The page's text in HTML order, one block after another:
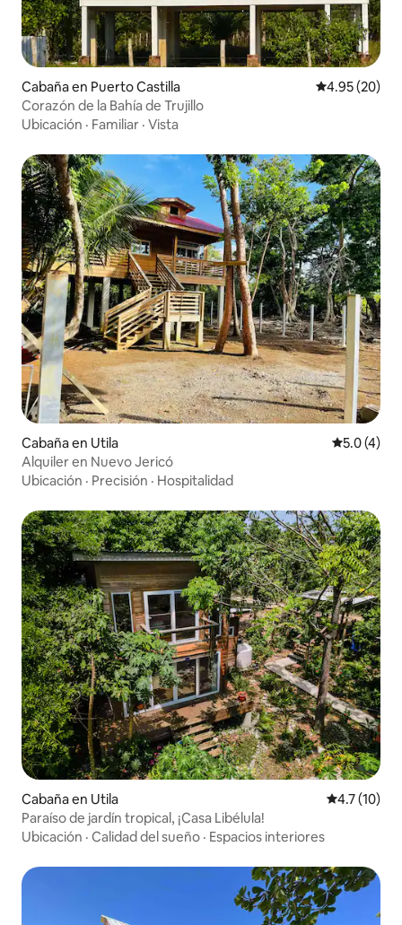
Cabaña en Puerto Castilla Calificación
4.95 (20)
Corazón de la Bahía de Trujillo
Ubicación · Familiar · Vista
Cabaña en Utila
5.0 (4)
Alquiler en Nuevo Jericó
Ubicación · Precisión · Hospitalidad
Cabaña en Utila Calificación
4.7 (10)
Paraíso de jardín tropical, ¡Casa Libélula!
Ubicación · Calidad del sueño · Espacios interiores